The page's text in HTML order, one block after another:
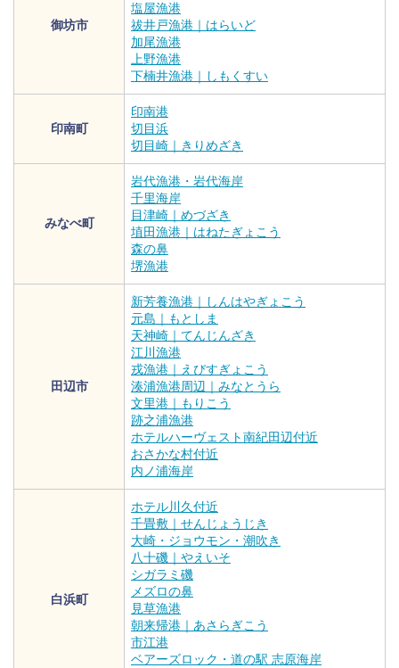
御坊市
塩屋漁港
祓井戸漁港｜はらいど
加尾漁港
上野漁港
下楠井漁港｜しもくすい
印南町
印南港
切目浜
切目崎｜きりめざき
みなべ町
岩代漁港・岩代海岸
千里海岸
目津崎｜めづざき
埴田漁港｜はねたぎょこう
森の鼻
堺漁港
田辺市
新芳養漁港｜しんはやぎょこう
元島｜もとしま
天神崎｜てんじんざき
江川漁港
戎漁港｜えびすぎょこう
湊浦漁港周辺｜みなとうら
文里港｜もりこう
跡之浦漁港
ホテルハーヴェスト南紀田辺付近
おさかな村付近
内ノ浦海岸
白浜町
ホテル川久付近
千畳敷｜せんじょうじき
大崎・ジョウモン・潮吹き
八十磯｜やえいそ
シガラミ磯
メズロの鼻
見草漁港
朝来帰港｜あさらぎこう
市江港
ベアーズロック・道の駅 志原海岸